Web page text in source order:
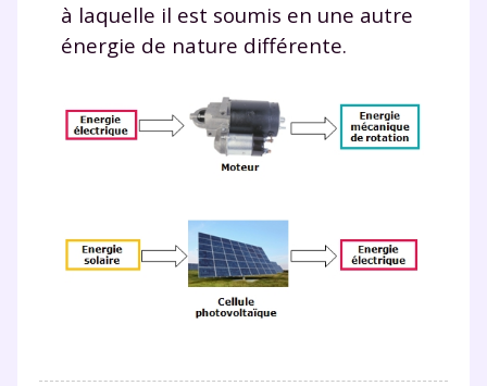
à laquelle il est soumis en une autre
énergie de nature différente.